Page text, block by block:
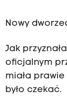
Nowy
Jak
oficjalnym
miała
było czekać.